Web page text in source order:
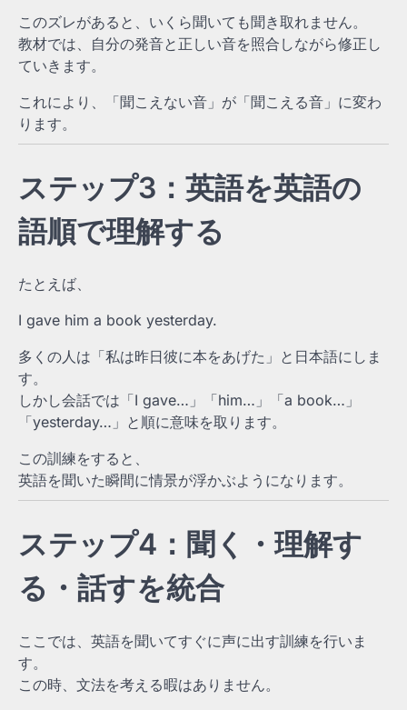
このズレがあると、いくら聞いても聞き取れません。
教材では、自分の発音と正しい音を照合しながら修正し
ていきます。
これにより、「聞こえない音」が「聞こえる音」に変わ
ります。
ステップ3：英語を英語の
語順で理解する
たとえば、
I gave him a book yesterday.
多くの人は「私は昨日彼に本をあげた」と日本語にしま
す。
しかし会話では「I gave…」「him…」「a book…」
「yesterday…」と順に意味を取ります。
この訓練をすると、
英語を聞いた瞬間に情景が浮かぶようになります。
ステップ4：聞く・理解す
る・話すを統合
ここでは、英語を聞いてすぐに声に出す訓練を行いま
す。
この時、文法を考える暇はありません。